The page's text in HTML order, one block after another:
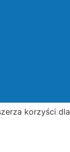
korzyści dla